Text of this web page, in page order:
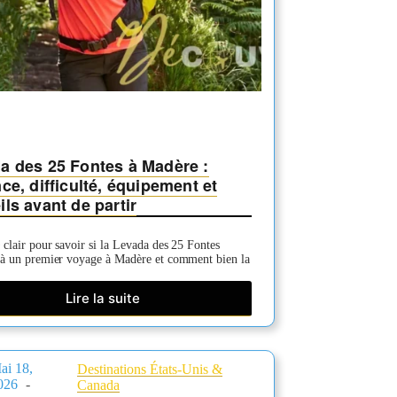
des 25 Fontes à Madère :
difficulté, équipement et
avant de partir
pour savoir si la Levada des 25 Fontes
un premier voyage à Madère et comment bien la
Lire la suite
Levada
des
Fontes
à
Madère
18,
Destinations États-Unis &
Canada